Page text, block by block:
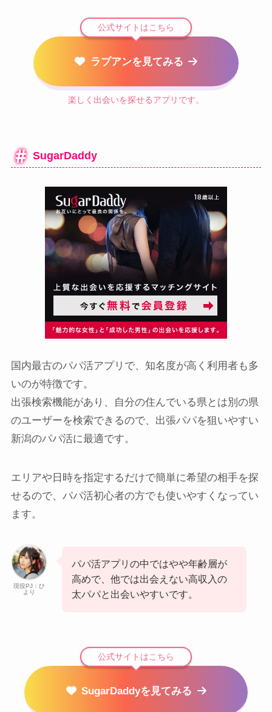
公式サイトはこちら
ラブアンを見てみる
楽しく出会いを探せるアプリです。
SugarDaddy
国内最古のパパ活アプリで、知名度が高く利用者も多
いのが特徴です。
出張検索機能があり、自分の住んでいる県とは別の県
のユーザーを検索できるので、出張パパを狙いやすい
新潟のパパ活に最適です。
エリアや日時を指定するだけで簡単に希望の相手を探
せるので、パパ活初心者の方でも使いやすくなってい
ます。
現役PJ：ひ
より
パパ活アプリの中ではやや年齢層が
高めで、他では出会えない高収入の
太パパと出会いやすいです。
公式サイトはこちら
SugarDaddyを見てみる